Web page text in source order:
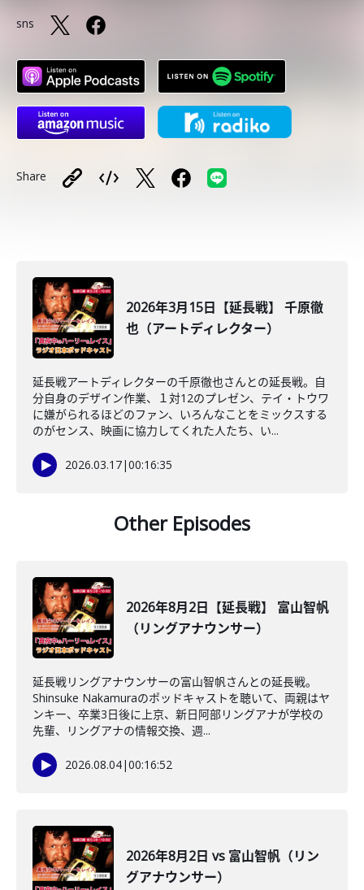
sns
Share
2026年3月15日【延長戦】 千原徹
也（アートディレクター）
延長戦アートディレクターの千原徹也さんとの延長戦。自
分自身のデザイン作業、１対12のプレゼン、テイ・トウワ
に嫌がられるほどのファン、いろんなことをミックスする
のがセンス、映画に協力してくれた人たち、い...
2026.03.17|00:16:35
Other Episodes
2026年8月2日【延長戦】 富山智帆
（リングアナウンサー）
延長戦リングアナウンサーの富山智帆さんとの延長戦。
Shinsuke Nakamuraのポッドキャストを聴いて、両親はヤ
ンキー、卒業3日後に上京、新日阿部リングアナが学校の
先輩、リングアナの情報交換、週...
2026.08.04|00:16:52
2026年8月2日 vs 富山智帆（リン
グアナウンサー）